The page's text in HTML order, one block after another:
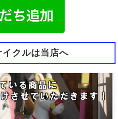
イクルは当店へ